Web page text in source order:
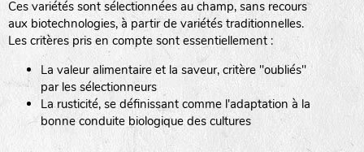
Ces variétés sont sélectionnées au champ, sans recours
aux biotechnologies, à partir de variétés traditionnelles.
Les critères pris en compte sont essentiellement :
La valeur alimentaire et la saveur, critère "oubliés"
par les sélectionneurs
La rusticité, se définissant comme l'adaptation à la
bonne conduite biologique des cultures
www.grainesdelpais.com
JARDIN EN’VIE (JEV)
LA BOITE A GRAINES (LBAG)
Légumes racines
Plantes aromatiques